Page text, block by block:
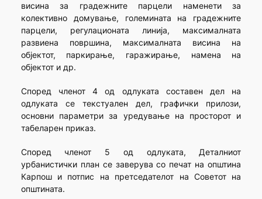
висина за градежните парцели наменети за
колективно домување, големината на градежните
парцели, регулационата линија, максималната
развиена површина, максималната висина на
објектот, паркирање, гаражирање, намена на
објектот и др.
Според членот 4 од одлуката составен дел на
одлуката се текстуален дел, графички прилози,
основни параметри за уредување на просторот и
табеларен приказ.
Според членот 5 од одлуката, Деталниот
урбанистички план се заверува со печат на општина
Карпош и потпис на претседателот на Советот на
општината.